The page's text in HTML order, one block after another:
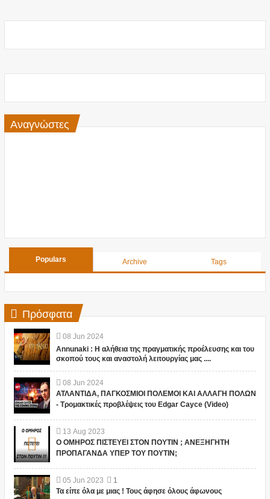
Αναγνώστες
Populars Archive Tags
Πρόσφατα
08 Jun 2024
Annunaki : Η αλήθεια της πραγματικής προέλευσης και του
σκοπού τους και αναστολή λειτουργίας μας ....
08 Jun 2024
ΑΤΛΑΝΤΙΔΑ, ΠΑΓΚΟΣΜΙΟΙ ΠΟΛΕΜΟΙ ΚΑΙ ΑΛΛΑΓΗ ΠΟΛΩΝ
- Τρομακτικές προβλέψεις του Edgar Cayce (Video)
13 Aug 2023
Ο ΟΜΗΡΟΣ ΠΙΣΤΕΥΕΙ ΣΤΟΝ ΠΟΥΤΙΝ ; ΑΝΕΞΗΓΗΤΗ
ΠΡΟΠΑΓΑΝΔΑ ΥΠΕΡ ΤΟΥ ΠΟΥΤΙΝ;
05 Jun 2023
1
Τα είπε όλα με μιας ! Τους άφησε όλους άφωνους